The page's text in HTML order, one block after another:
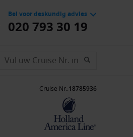
Bel voor deskundig advies
020 793 30 19
Cruise Nr.:18785936